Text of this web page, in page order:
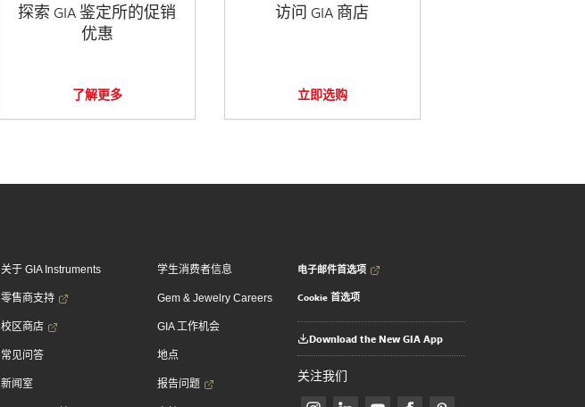
探索 GIA 鉴定所的促销
优惠
了解更多
访问 GIA 商店
立即选购
关于 GIA Instruments
零售商支持
校区商店
常见问答
新闻室
学生消费者信息
Gem & Jewelry Careers
GIA 工作机会
地点
报告问题
电子邮件首选项
Cookie 首选项
Download the New GIA App
关注我们